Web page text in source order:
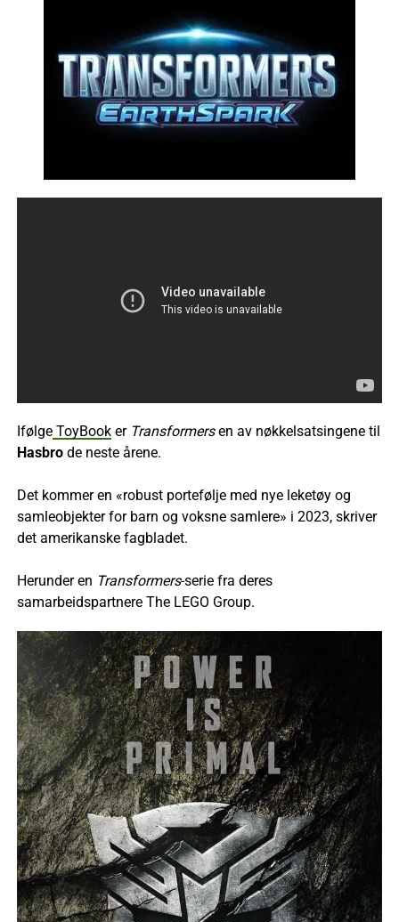
IfølgeToyBooker Transformersen av nøkkelsatsingene til
Hasbrode neste årene.
Det kommer en «robust portefølje med nye leketøy og
samleobjekter for barn og voksne samlere» i 2023, skriver
det amerikanske fagbladet.
Herunder en Transformers-serie fra deres
samarbeidspartnere The LEGO Group.